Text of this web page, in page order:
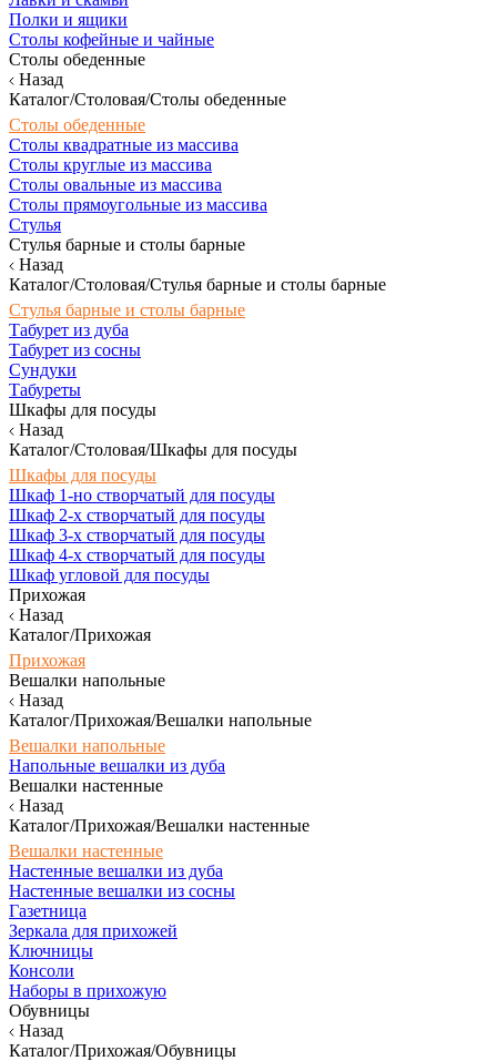
Полки и ящики
Столы кофейные и чайные
Столы обеденные
Назад
Каталог/Столовая/Столы обеденные
Столы обеденные
Столы квадратные из массива
Столы круглые из массива
Столы овальные из массива
Столы прямоугольные из массива
Стулья
Стулья барные и столы барные
Назад
Каталог/Столовая/Стулья барные и столы барные
Стулья барные и столы барные
Табурет из дуба
Табурет из сосны
Сундуки
Табуреты
Шкафы для посуды
Назад
Каталог/Столовая/Шкафы для посуды
Шкафы для посуды
Шкаф 1-но створчатый для посуды
Шкаф 2-х створчатый для посуды
Шкаф 3-х створчатый для посуды
Шкаф 4-х створчатый для посуды
Шкаф угловой для посуды
Прихожая
Назад
Каталог/Прихожая
Прихожая
Вешалки напольные
Назад
Каталог/Прихожая/Вешалки напольные
Вешалки напольные
Напольные вешалки из дуба
Вешалки настенные
Назад
Каталог/Прихожая/Вешалки настенные
Вешалки настенные
Настенные вешалки из дуба
Настенные вешалки из сосны
Газетница
Зеркала для прихожей
Ключницы
Консоли
Наборы в прихожую
Обувницы
Назад
Каталог/Прихожая/Обувницы